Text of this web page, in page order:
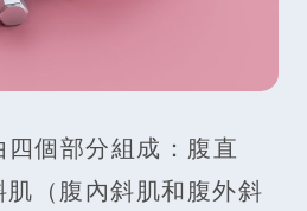
四個部分組成：腹直
（腹內斜肌和腹外斜